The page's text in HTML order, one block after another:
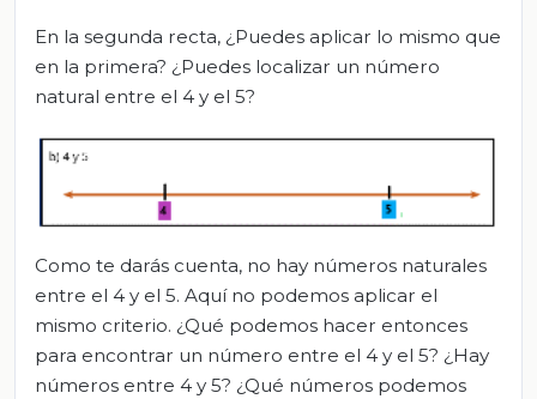
En la segunda recta, ¿Puedes aplicar lo mismo que
en la primera? ¿Puedes localizar un número
natural entre el 4 y el 5?
Como te darás cuenta, no hay números naturales
entre el 4 y el 5. Aquí no podemos aplicar el
mismo criterio. ¿Qué podemos hacer entonces
para encontrar un número entre el 4 y el 5? ¿Hay
números entre 4 y 5? ¿Qué números podemos